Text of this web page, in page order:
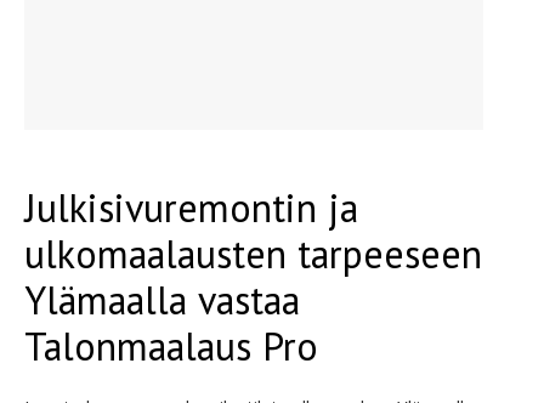
Julkisivuremontin ja
ulkomaalausten tarpeeseen
Ylämaalla vastaa
Talonmaalaus Pro